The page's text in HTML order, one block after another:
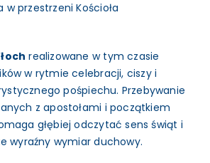
przestrzeni Kościoła
realizowane w tym czasie
w rytmie celebracji, ciszy i
pośpiechu. Przebywanie
z apostołami i początkiem
głębiej odczytać sens świąt i
wyraźny wymiar duchowy.